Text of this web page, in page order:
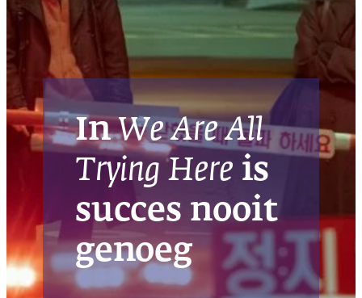
InWe Are All
Trying Here is
succes nooit
genoeg